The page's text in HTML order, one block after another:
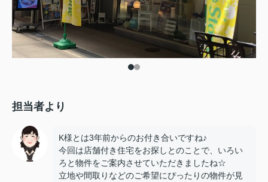
担当者より
K様とは3年前からのお付き合いですね♪
今回は店舗付き住宅をお探しとのことで、いろい
ろと物件をご案内させていただきましたね☆
立地や間取りなどのご希望にぴったりの物件が見